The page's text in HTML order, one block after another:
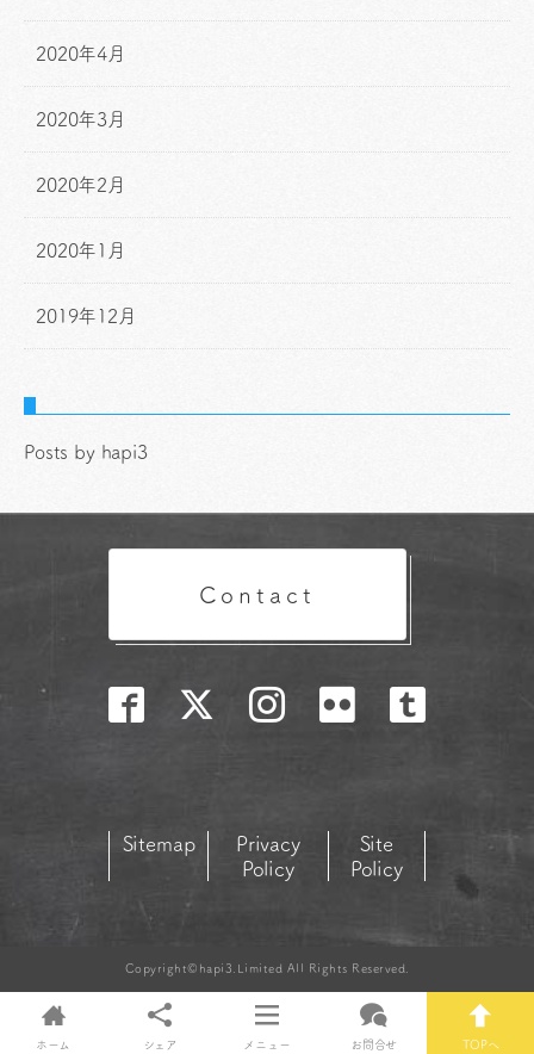
2020年4月
2020年3月
2020年2月
2020年1月
2019年12月
Posts by hapi3
Contact
Sitemap
Privacy
Policy
Site
Policy
Copyright©hapi3.Limited All Rights Reserved.
ホーム シェア メニュー お問合せ TOPへ